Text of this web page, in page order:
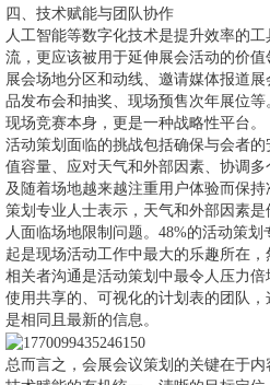
四、技术赋能与团队协作
人工智能等数字化技术是提升效率的
流，更应该被用于延伸展会活动的价
展会场地分区和动线、邀请媒体报道
品发布会和抽奖、现场预售次年展位
现场竞赛本身，更是一种战略性平台。
活动策划面临的挑战包括确保与会者
值容量、应对天气和外部因素、协调
及随着场地越来越注重用户体验而保
策划专业人士表示，天气和外部因素
人面临场地限制问题。48%的活动策
起是现场活动工作中最大的乐趣所在
相关者沟通是活动策划中最令人压力
使用共享的、可视化的计划表的团队
是相同且最新的信息。
总而言之，会展会议策划的关键在于